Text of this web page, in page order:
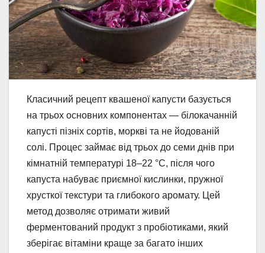
Класичний рецепт квашеної капусти базується
на трьох основних компонентах — білокачанній
капусті пізніх сортів, моркві та не йодованій
солі. Процес займає від трьох до семи днів при
кімнатній температурі 18–22 °C, після чого
капуста набуває приємної кислинки, пружної
хрусткої текстури та глибокого аромату. Цей
метод дозволяє отримати живий
ферментований продукт з пробіотиками, який
зберігає вітаміни краще за багато інших